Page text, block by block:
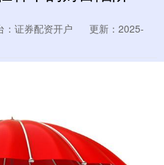
：证券配资开户
更新：2025-